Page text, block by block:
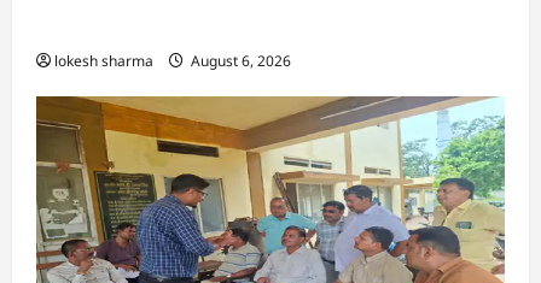
lokesh sharma August 6, 2026